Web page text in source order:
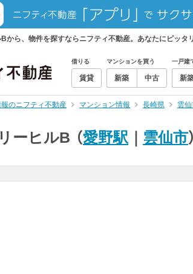
から、物件を探すならニフティ不動産。あなたにピッタ
借りる
賃貸
マンションを買う
新築 中古
一戸建
新
のニフティ不動産 マンション情報 長崎県 雲
ーヒルB （愛野駅 雲仙市）